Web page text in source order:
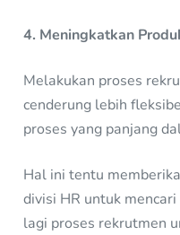
4. Meningkatkan
Melakukan proses
cenderung lebih
proses yang panjang
Hal ini tentu
divisi HR untuk
lagi proses rekrutmen